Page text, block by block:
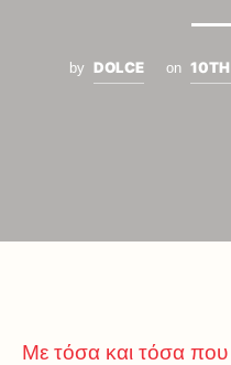
by DOLCE on
Με τόσα και τόσα που